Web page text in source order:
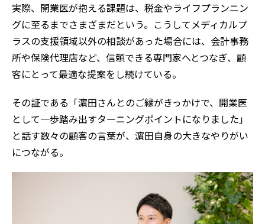
実際、開業医が抱える課題は、税金やライフプランニン
グに至るまでさまざまだという。こうしてメディカルプ
ラスの支援領域以外の相談があった場合には、会計事務
所や保険代理店など、信頼できる専門家へとつなぎ、顧
客にとって最適な提案をし続けている。
その証である「濵田さんとのご縁がきっかけで、開業医
として一歩踏み出すターニングポイントになりました」
と話す数々の顧客の言葉が、濵田自身の大きなやりがい
につながる。